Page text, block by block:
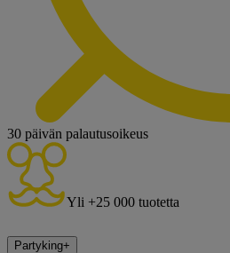
30 päivän palautusoikeus
Yli +25 000 tuotetta
Partyking+